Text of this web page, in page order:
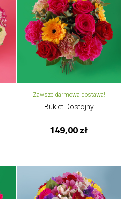
Zawsze darmowa dostawa!
Bukiet Dostojny
149,00 zł